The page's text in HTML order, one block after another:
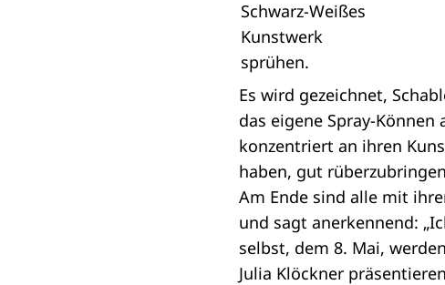
Es wird gezeichnet,
das eigene Spray-
konzentriert an ihren
haben, gut
Am Ende sind alle mit
und sagt anerkennend:
selbst, dem 8. Mai,
Julia Klöckner